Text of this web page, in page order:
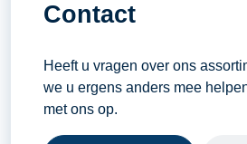
Contact
Heeft u vragen over ons
we u ergens anders mee
met ons op.